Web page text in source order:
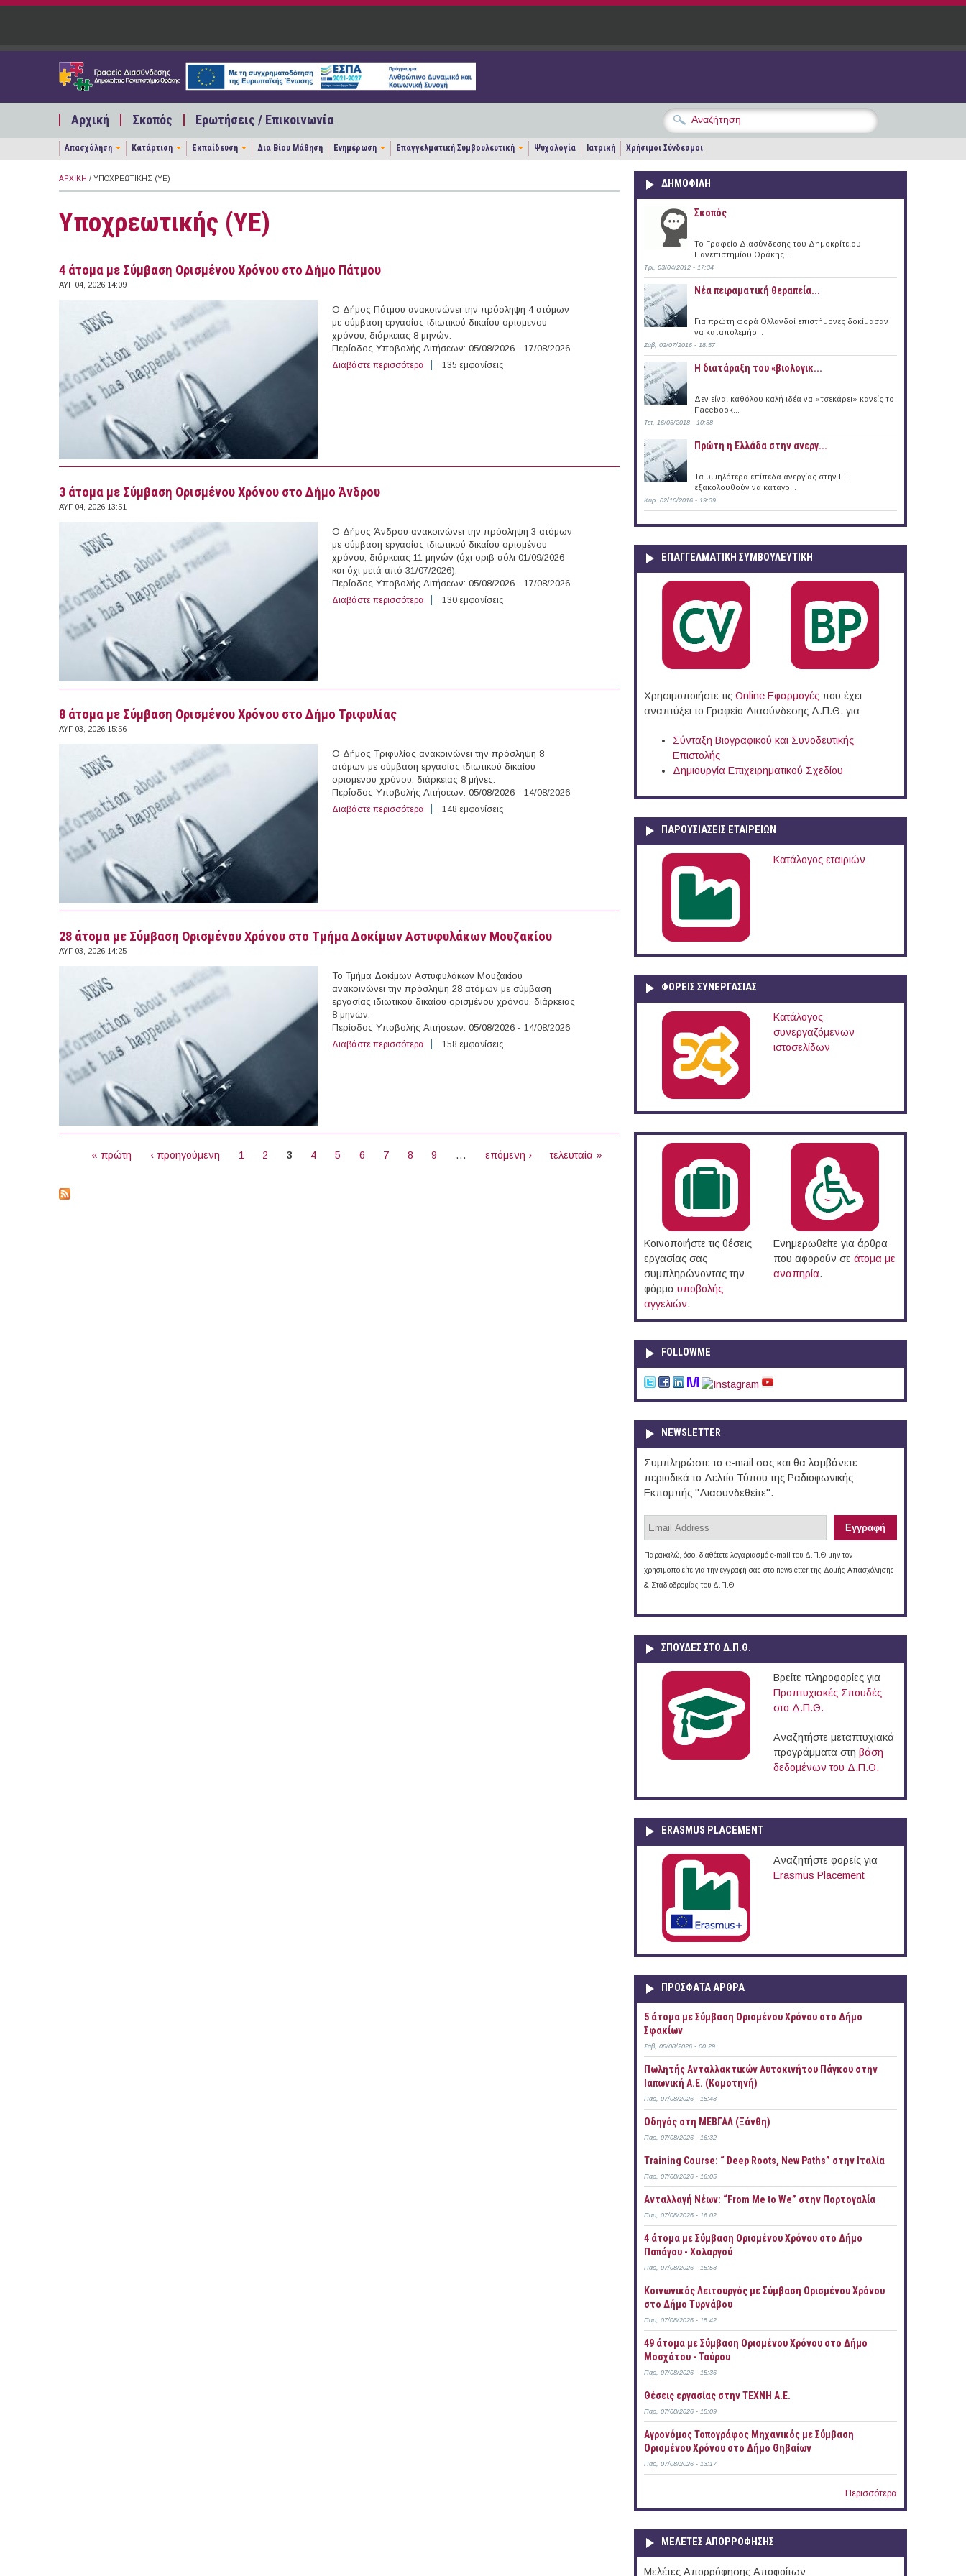
Παράκαμψη προς το κυρίως περιεχόμενο
Αρχική Σκοπός Ερωτήσεις / Επικοινωνία
Απασχόληση Κατάρτιση Εκπαίδευση Δια Βίου Μάθηση Ενημέρωση Επαγγελματική Συμβουλευτική Ψυχολογία Ιατρική Χρήσιμοι Σύνδεσμοι
ΑΡΧΙΚΉ / ΥΠΟΧΡΕΩΤΙΚΉΣ (ΥΕ)
Υποχρεωτικής (ΥΕ)
4 άτομα με Σύμβαση Ορισμένου Χρόνου στο Δήμο Πάτμου
ΑΥΓ 04, 2026 14:09
Ο Δήμος Πάτμου ανακοινώνει την πρόσληψη 4 ατόμων
με σύμβαση εργασίας ιδιωτικού δικαίου ορισμενου
χρόνου, διάρκειας 8 μηνών.
Περίοδος Υποβολής Αιτήσεων: 05/08/2026 - 17/08/2026
Διαβάστε περισσότερα για 4 άτομα με Σύμβαση Ορισμένου Χρόνου στο Δήμο Πάτμου
135 εμφανίσεις
3 άτομα με Σύμβαση Ορισμένου Χρόνου στο Δήμο Άνδρου
ΑΥΓ 04, 2026 13:51
Ο Δήμος Άνδρου ανακοινώνει την πρόσληψη 3 ατόμων
με σύμβαση εργασίας ιδιωτικού δικαίου ορισμένου
χρόνου, διάρκειας 11 μηνών (όχι οριβ αόλι 01/09/2026
και όχι μετά από 31/07/2026).
Περίοδος Υποβολής Αιτήσεων: 05/08/2026 - 17/08/2026
Διαβάστε περισσότερα για 3 άτομα με Σύμβαση Ορισμένου Χρόνου στο Δήμο Άνδρου
130 εμφανίσεις
8 άτομα με Σύμβαση Ορισμένου Χρόνου στο Δήμο Τριφυλίας
ΑΥΓ 03, 2026 15:56
Ο Δήμος Τριφυλίας ανακοινώνει την πρόσληψη 8
ατόμων με σύμβαση εργασίας ιδιωτικού δικαίου
ορισμένου χρόνου, διάρκειας 8 μήνες.
Περίοδος Υποβολής Αιτήσεων: 05/08/2026 - 14/08/2026
Διαβάστε περισσότερα για 8 άτομα με Σύμβαση Ορισμένου Χρόνου στο Δήμο Τριφυλίας
148 εμφανίσεις
28 άτομα με Σύμβαση Ορισμένου Χρόνου στο Τμήμα Δοκίμων Αστυφυλάκων Μουζακίου
ΑΥΓ 03, 2026 14:25
Το Τμήμα Δοκίμων Αστυφυλάκων Μουζακίου
ανακοινώνει την πρόσληψη 28 ατόμων με σύμβαση
εργασίας ιδιωτικού δικαίου ορισμένου χρόνου, διάρκειας
8 μηνών.
Περίοδος Υποβολής Αιτήσεων: 05/08/2026 - 14/08/2026
Διαβάστε περισσότερα για 28 άτομα με Σύμβαση Ορισμένου Χρόνου στο Τμήμα Δοκίμων Αστυφυλάκων Μουζακίου
158 εμφανίσεις
« πρώτη ‹ προηγούμενη 1 2 3 4 5 6 7 8 9 … επόμενη › τελευταία »
ΔΗΜΟΦΙΛΗ
Σκοπός
Το Γραφείο Διασύνδεσης του Δημοκρίτειου
Πανεπιστημίου Θράκης...
Τρί, 03/04/2012 - 17:34
Νέα πειραματική θεραπεία...
Για πρώτη φορά Ολλανδοί επιστήμονες δοκίμασαν
να καταπολεμήσ...
Σάβ, 02/07/2016 - 18:57
Η διατάραξη του «βιολογικ...
Δεν είναι καθόλου καλή ιδέα να «τσεκάρει» κανείς το
Facebook...
Τετ, 16/05/2018 - 10:38
Πρώτη η Ελλάδα στην ανεργ...
Τα υψηλότερα επίπεδα ανεργίας στην ΕΕ
εξακολουθούν να καταγρ...
Κυρ, 02/10/2016 - 19:39
ΕΠΑΓΓΕΛΜΑΤΙΚΉ ΣΥΜΒΟΥΛΕΥΤΙΚΉ
Χρησιμοποιήστε τις Online Eφαρμογές που έχει
αναπτύξει το Γραφείο Διασύνδεσης Δ.Π.Θ. για
Σύνταξη Βιογραφικού και Συνοδευτικής
Επιστολής
Δημιουργία Επιχειρηματικού Σχεδίου
ΠΑΡΟΥΣΙΆΣΕΙΣ ΕΤΑΙΡΕΙΏΝ
Κατάλογος εταιριών
ΦΟΡΕΙΣ ΣΥΝΕΡΓΑΣΙΑΣ
Κατάλογος
συνεργαζόμενων
ιστοσελίδων
Κοινοποιήστε τις θέσεις
εργασίας σας
συμπληρώνοντας την
φόρμα υποβολής
αγγελιών.
Ενημερωθείτε για άρθρα
που αφορούν σε άτομα με
αναπηρία.
FOLLOWME
NEWSLETTER
Συμπληρώστε το e-mail σας και θα λαμβάνετε
περιοδικά το Δελτίο Τύπου της Ραδιοφωνικής
Εκπομπής "Διασυνδεθείτε".
Παρακαλώ, όσοι διαθέτετε λογαριασμό e-mail του Δ.Π.Θ μην τον
χρησιμοποιείτε για την εγγραφή σας στο newsletter της Δομής Απασχόλησης
& Σταδιοδρομίας του Δ.Π.Θ.
ΣΠΟΥΔΈΣ ΣΤΟ Δ.Π.Θ.
Βρείτε πληροφορίες για
Προπτυχιακές Σπουδές
στο Δ.Π.Θ.
Αναζητήστε μεταπτυχιακά
προγράμματα στη βάση
δεδομένων του Δ.Π.Θ.
ERASMUS PLACEMENT
Αναζητήστε φορείς για
Erasmus Placement
ΠΡOΣΦΑΤΑ AΡΘΡΑ
5 άτομα με Σύμβαση Ορισμένου Χρόνου στο Δήμο
Σφακίων
Σάβ, 08/08/2026 - 00:29
Πωλητής Ανταλλακτικών Αυτοκινήτου Πάγκου στην
Ιαπωνική Α.Ε. (Κομοτηνή)
Παρ, 07/08/2026 - 18:43
Οδηγός στη ΜΕΒΓΑΛ (Ξάνθη)
Παρ, 07/08/2026 - 16:32
Training Course: “ Deep Roots, New Paths” στην Ιταλία
Παρ, 07/08/2026 - 16:05
Ανταλλαγή Νέων: “From Me to We” στην Πορτογαλία
Παρ, 07/08/2026 - 16:02
4 άτομα με Σύμβαση Ορισμένου Χρόνου στο Δήμο
Παπάγου - Χολαργού
Παρ, 07/08/2026 - 15:53
Κοινωνικός Λειτουργός με Σύμβαση Ορισμένου Χρόνου
στο Δήμο Τυρνάβου
Παρ, 07/08/2026 - 15:42
49 άτομα με Σύμβαση Ορισμένου Χρόνου στο Δήμο
Μοσχάτου - Ταύρου
Παρ, 07/08/2026 - 15:36
Θέσεις εργασίας στην ΤΕΧΝΗ Α.Ε.
Παρ, 07/08/2026 - 15:09
Αγρονόμος Τοπογράφος Μηχανικός με Σύμβαση
Ορισμένου Χρόνου στο Δήμο Θηβαίων
Παρ, 07/08/2026 - 13:17
Περισσότερα
ΜΕΛΕΤΕΣ ΑΠΟΡΡΟΦΗΣΗΣ
Μελέτες Απορρόφησης Αποφοίτων